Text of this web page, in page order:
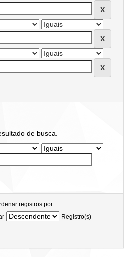
de busca.
registros por
Registro(s)